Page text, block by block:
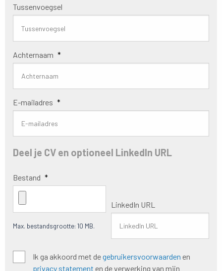
Tussenvoegsel
Achternaam *
E-mailadres *
Deel je CV en optioneel LinkedIn URL
Bestand *
Max. bestandsgrootte: 10 MB.
LinkedIn URL
Algemene
voorwaarden
*
Ik ga akkoord met degebruikersvoorwaarden en
privacy statement en de verwerking van mijn